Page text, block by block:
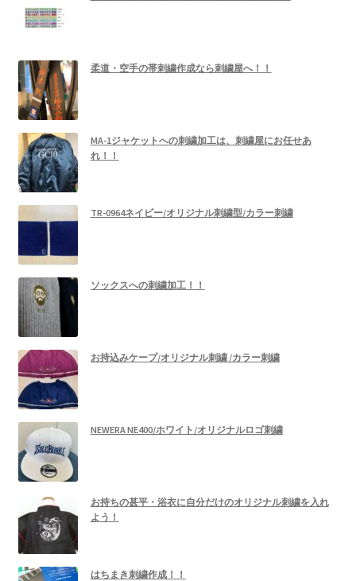
柔道・空手の帯刺繍作成なら刺繍屋へ！！
MA-1ジャケットへの刺繍加工は、刺繍屋にお任せあ
れ！！
TR-0964ネイビー/オリジナル刺繍型/カラー刺繍
ソックスへの刺繍加工！！
お持込みケープ/オリジナル刺繍 /カラー刺繍
NEWERA NE400/ホワイト/オリジナルロゴ刺繍
お持ちの甚平・浴衣に自分だけのオリジナル刺繍を入れ
よう！
はちまき刺繍作成！！